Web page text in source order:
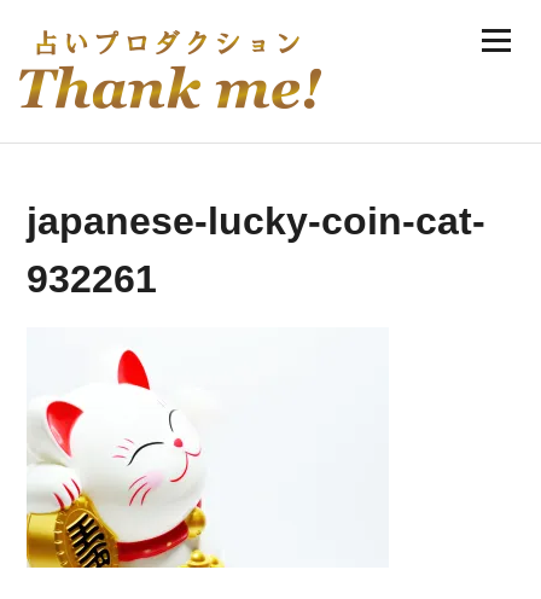
content
伊庭ゆき実の手相・風水・恋愛占い
Menu
japanese-lucky-coin-cat-
932261